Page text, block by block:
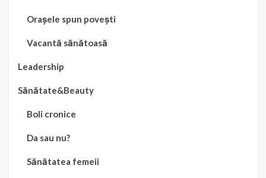
Orașele spun povești
Vacantă sănătoasă
Leadership
Sănătate&Beauty
Boli cronice
Da sau nu?
Sănătatea femeii